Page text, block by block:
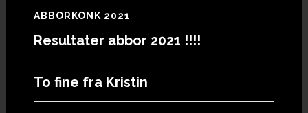
ABBORKONK 2021
Resultater abbor 2021 !!!!
To fine fra Kristin